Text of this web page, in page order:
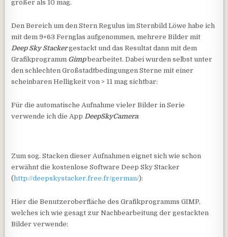
größer als 10 mag.
Den Bereich um den Stern Regulus im Sternbild Löwe habe ich
mit dem 9×63 Fernglas aufgenommen, mehrere Bilder mit
Deep Sky Stackergestackt und das Resultat dann mit dem
Grafikprogramm Gimpbearbeitet. Dabei wurden selbst unter
den schlechten Großstadtbedingungen Sterne mit einer
scheinbaren Helligkeit von > 11 mag sichtbar:
Für die automatische Aufnahme vieler Bilder in Serie
verwende ich die AppDeepSkyCamera:
Zum sog. Stacken dieser Aufnahmen eignet sich wie schon
erwähnt die kostenlose Software Deep Sky Stacker
(http://deepskystacker.free.fr/german/):
Hier die Benutzeroberfläche des Grafikprogramms GIMP,
welches ich wie gesagt zur Nachbearbeitung der gestackten
Bilder verwende: